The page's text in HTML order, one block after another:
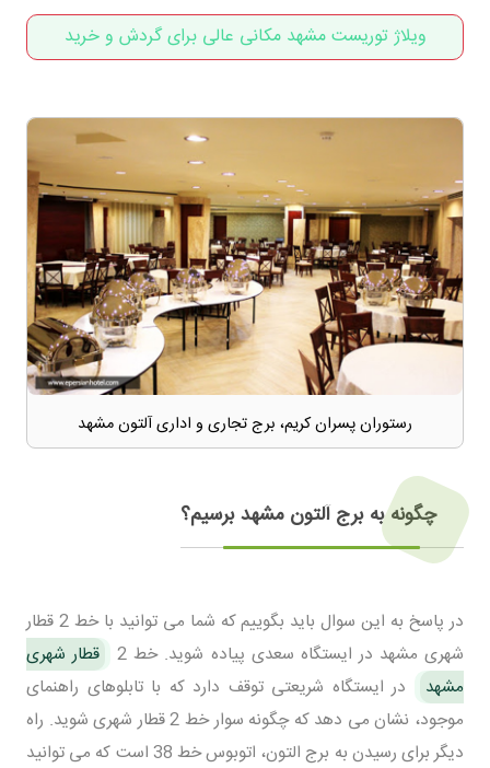
ویلاژ توریست مشهد مکانی عالی برای گردش و خرید
رستوران پسران کریم، برج تجاری و اداری آلتون مشهد
چگونه به برج آلتون مشهد برسیم؟
در پاسخ به این سوال باید بگوییم که شما می توانید با خط 2 قطار
شهری مشهد در ایستگاه سعدی پیاده شوید. خط 2
قطار شهری
مشهد
در ایستگاه شریعتی توقف دارد که با تابلوهای راهنمای
موجود، نشان می دهد که چگونه سوار خط 2 قطار شهری شوید. راه
دیگر برای رسیدن به برج التون، اتوبوس خط 38 است که می توانید